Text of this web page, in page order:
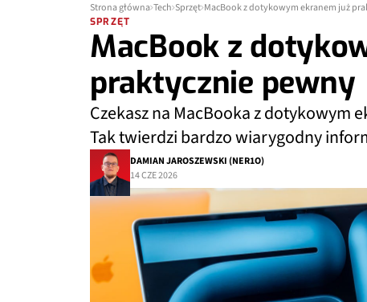
Strona główna Tech Sprzęt MacBook z dotykowym ekranem już
SPRZĘT
MacBook z
praktycznie pewny
Czekasz na MacBooka z dotykowym
Tak twierdzi bardzo wiarygodny
DAMIAN JAROSZEWSKI (NER1O)
14 CZE 2026